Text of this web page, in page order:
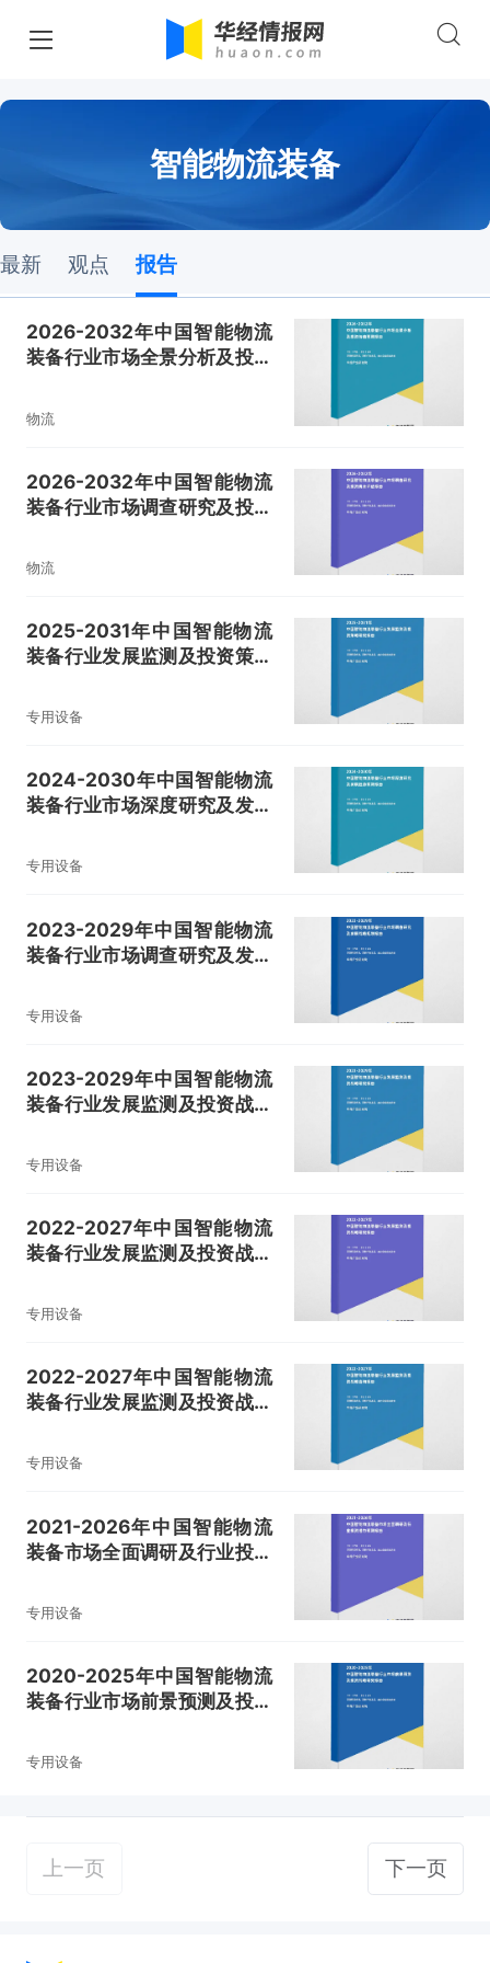
智能物流装备
最新 观点 报告
2026-2032年中国智能物流
装备行业市场全景分析及投资
物流
2026-2032年中国智能物流
装备行业市场调查研究及投资
物流
2025-2031年中国智能物流
装备行业发展监测及投资策略
专用设备
2024-2030年中国智能物流
装备行业市场深度研究及发展
专用设备
2023-2029年中国智能物流
装备行业市场调查研究及发展
专用设备
2023-2029年中国智能物流
装备行业发展监测及投资战略
专用设备
2022-2027年中国智能物流
装备行业发展监测及投资战略
专用设备
2022-2027年中国智能物流
装备行业发展监测及投资战略
专用设备
2021-2026年中国智能物流
装备市场全面调研及行业投资
专用设备
2020-2025年中国智能物流
装备行业市场前景预测及投资
专用设备
上一页 下一页